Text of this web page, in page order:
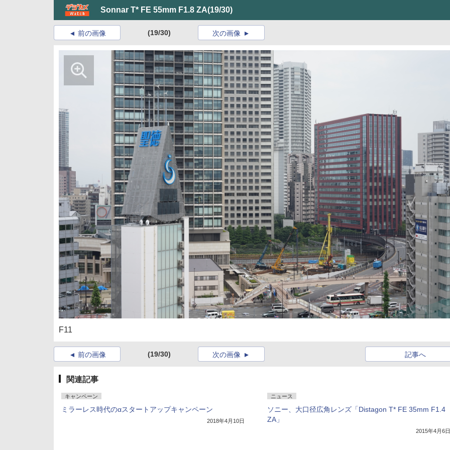
Sonnar T* FE 55mm F1.8 ZA(19/30)
前の画像 (19/30) 次の画像
F11
前の画像 (19/30) 記事へ
次の画像
関連記事
キャンペーン
ミラーレス時代のαスタートアップキャンペーン
2018年4月10日
ニュース
ソニー、大口径広角レンズ「Distagon T* FE 35mm F1.4
ZA」
2015年4月6日